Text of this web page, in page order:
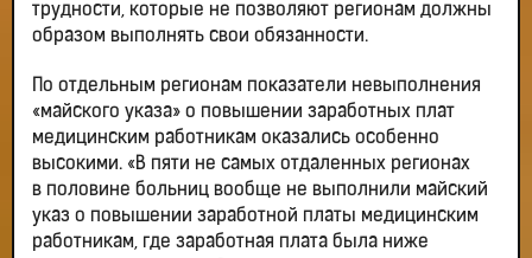
трудности, которые не позволяют регионам должны
образом выполнять свои обязанности.
По отдельным регионам показатели невыполнения
«майского указа» о повышении заработных плат
медицинским работникам оказались особенно
высокими. «В пяти не самых отдаленных регионах
в половине больниц вообще не выполнили майский
указ о повышении заработной платы медицинским
работникам, где заработная плата была ниже